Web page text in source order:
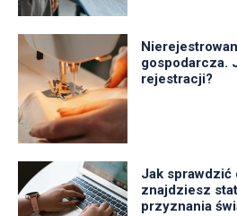
gospodarcza.
rejestracji?
Jak sprawdzić
znajdziesz
przyznania